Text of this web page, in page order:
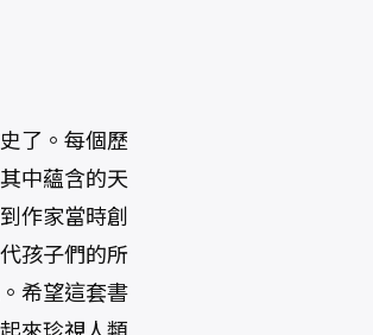
了。每個歷
中蘊含的天
作家當時創
孩子們的所
希望這套書